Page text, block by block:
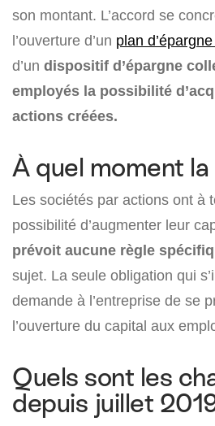
son montant. L’accord se
l’ouverture d’un plan
d’un dispositif d’épargne
employés la possibilité
actions créées.
À quel moment
Les sociétés par actions ont à
possibilité d’augmenter leur
prévoit aucune règle
sujet. La seule obligation qui
demande à l’entreprise de se
l’ouverture du capital aux
Quels sont les
depuis juillet